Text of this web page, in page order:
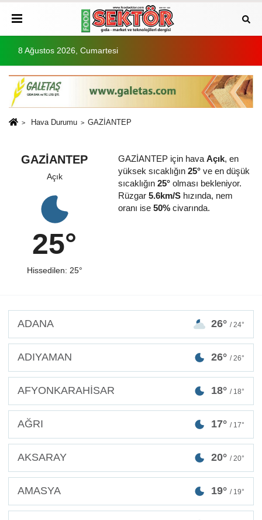
8 Ağustos 2026, Cumartesi
Hava Durumu GAZİANTEP
GAZİANTEP
Açık
25°
Hissedilen: 25°
GAZİANTEP için hava Açık, en
yüksek sıcaklığın 25°ve en düşük
sıcaklığın 25°olması bekleniyor.
Rüzgar 5.6km/Shızında, nem
oranı ise 50%civarında.
ADANA 26° / 24°
ADIYAMAN 26° / 26°
AFYONKARAHİSAR 18° / 18°
AĞRI 17° / 17°
AKSARAY 20° / 20°
AMASYA 19° / 19°